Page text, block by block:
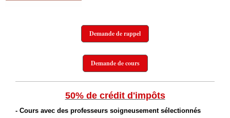
Demande de rappel
Demande de cours
50% de crédit d'impôts
- Cours avec des professeurs soigneusement sélectionnés